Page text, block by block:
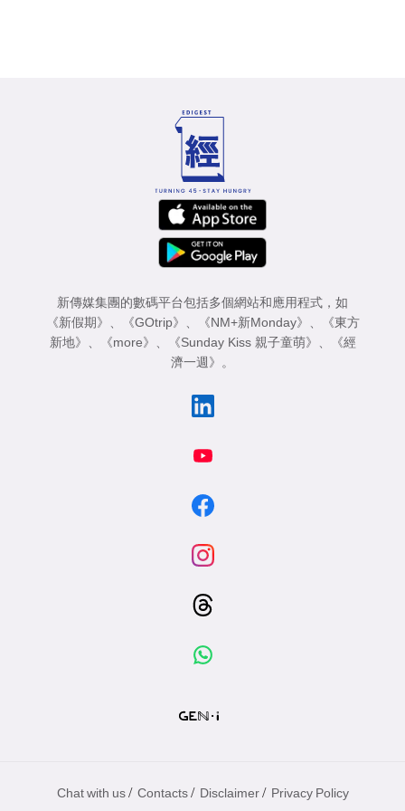
新傳媒集團的數碼平台包括多個網站和應用程式，如
《新假期》
《GOtrip》 《NM+新Monday》
《東方
新地》
《more》 《Sunday Kiss 親子童萌》
《經
濟一週》
。
Chat with us / Contacts / Disclaimer / Privacy Policy